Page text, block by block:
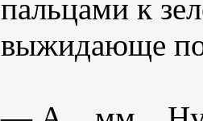
пальцами к
выжидающе